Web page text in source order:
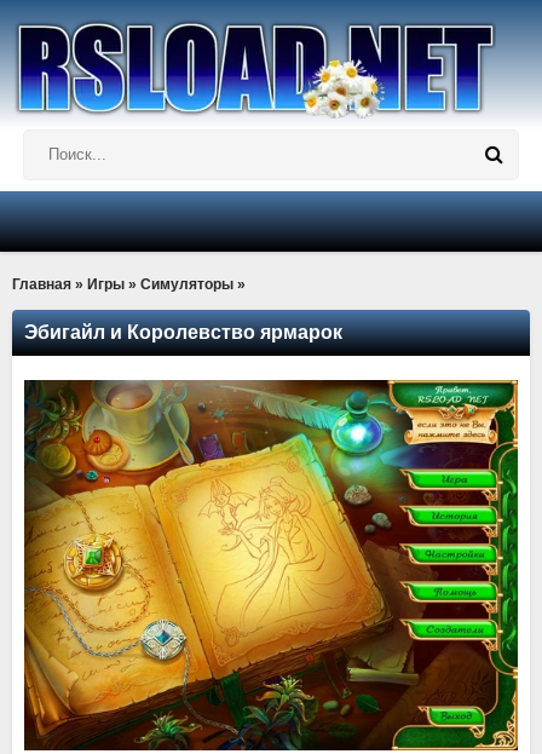
Главная » Игры » Симуляторы »
Эбигайл и Королевство ярмарок